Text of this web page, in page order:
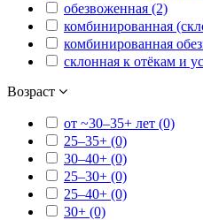
обезвоженная (2)
комбинированная
комбинированная
склонная к отёкам и
Возраст
от ~30–35+ лет (0)
25–35+ (0)
30–40+ (0)
25–30+ (0)
25–40+ (0)
30+ (0)